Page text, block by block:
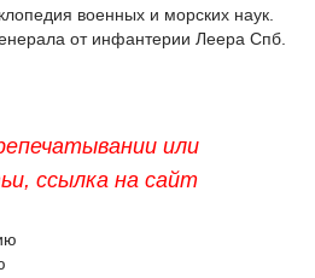
военных и морских наук.
от инфантерии Леера Спб.
или
ссылка на сайт